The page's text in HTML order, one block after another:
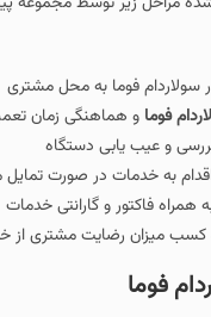
سولاردام فوما به محل مشتری
فوما و هماهنگی زمان
و عیب یابی دستگاه
به خدمات در صورت
فاکتور و گارانتی خدمات
کسب میزان رضایت مشتری از
فوما